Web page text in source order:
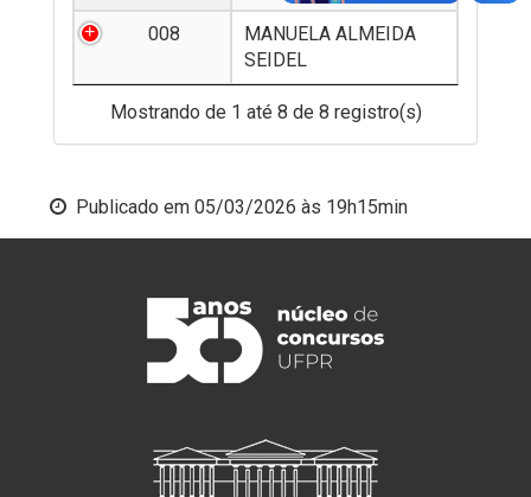
008
MANUELA ALMEIDA
SEIDEL
Mostrando de 1 até 8 de 8 registro(s)
Publicado em 05/03/2026 às 19h15min